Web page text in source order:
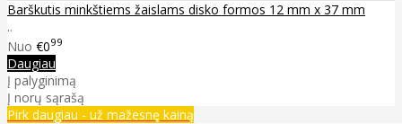
Barškutis minkštiems žaislams disko formos 12 mm x 37 mm
..
Nuo €099
Daugiau
Į palyginimą
Į norų sąrašą
Pirk daugiau - už mažesnę kainą